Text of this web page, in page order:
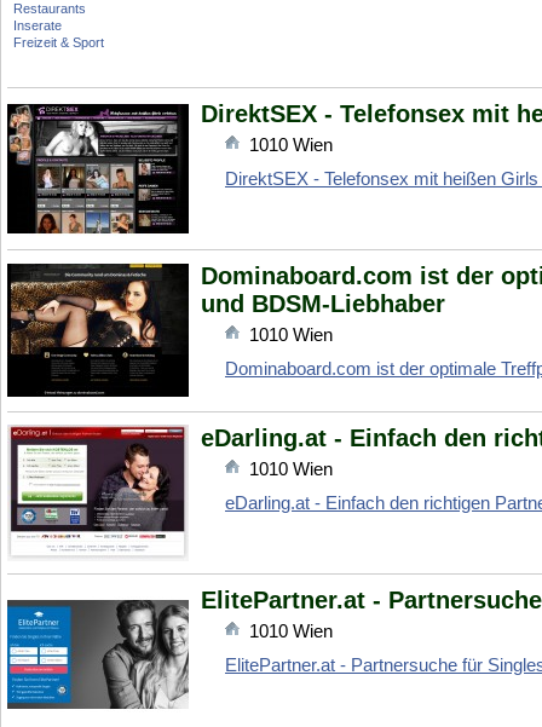
Restaurants
Inserate
Freizeit & Sport
DirektSEX - Telefonsex mit
1010 Wien
DirektSEX - Telefonsex mit heißen Girls
Dominaboard.com ist der
und BDSM-Liebhaber
1010 Wien
Dominaboard.com ist der optimale
eDarling.at - Einfach den
1010 Wien
eDarling.at - Einfach den richtigen
ElitePartner.at -
1010 Wien
ElitePartner.at - Partnersuche für